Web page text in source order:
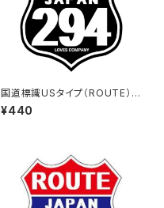
国道標識USタイプ（ROUTE）ス
テッカー 294号線（ブラック）
¥440